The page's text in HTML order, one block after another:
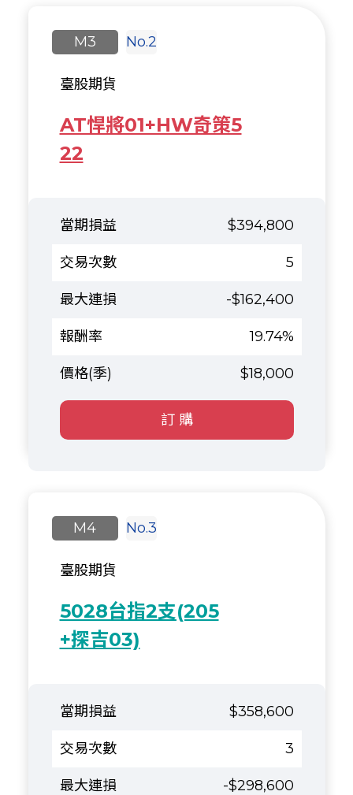
No.2
AT悍將01+HW奇策5
22
臺股期貨
M3
$394,800
5
-$162,400
19.74%
$18,000
訂 購
No.3
5028台指2支(205
+探吉03)
臺股期貨
M4
$358,600
3
-$298,600